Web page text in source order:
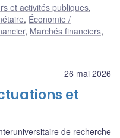
et activités publiques,
, Économie /
, Marchés financiers,
26 mai 2026
et
de recherche